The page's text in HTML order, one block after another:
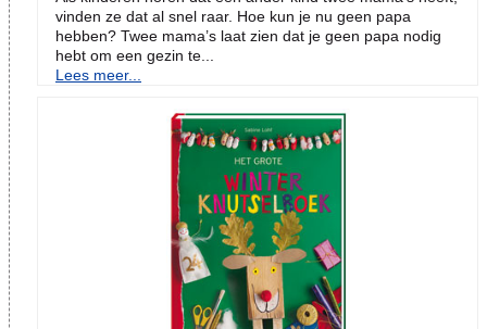
vinden ze dat al snel raar. Hoe kun je nu geen papa
hebben? Twee mama’s laat zien dat je geen papa nodig
hebt om een gezin te...
Lees meer...